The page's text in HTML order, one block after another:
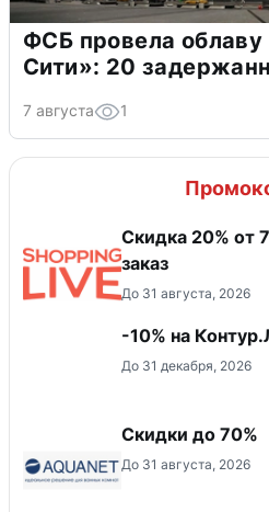
ФСБ провела
Сити»: 20
7 августа 1
Скидка 20% от
заказ
До 31 августа, 2026
-10% на
До 31 декабря, 2026
Скидки до 70%
До 31 августа, 2026